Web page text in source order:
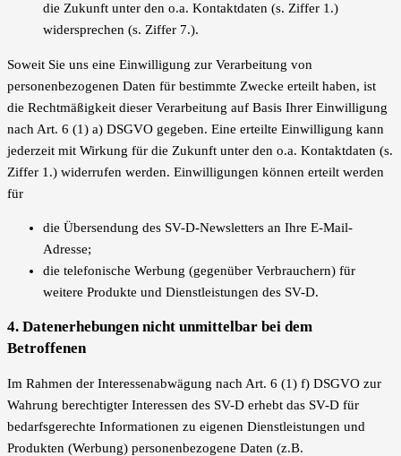
die Zukunft unter den o.a. Kontaktdaten (s. Ziffer 1.)
widersprechen (s. Ziffer 7.).
Soweit Sie uns eine Einwilligung zur Verarbeitung von
personenbezogenen Daten für bestimmte Zwecke erteilt haben, ist
die Rechtmäßigkeit dieser Verarbeitung auf Basis Ihrer Einwilligung
nach Art. 6 (1) a) DSGVO gegeben. Eine erteilte Einwilligung kann
jederzeit mit Wirkung für die Zukunft unter den o.a. Kontaktdaten (s.
Ziffer 1.) widerrufen werden. Einwilligungen können erteilt werden
für
die Übersendung des SV-D-Newsletters an Ihre E-Mail-
Adresse;
die telefonische Werbung (gegenüber Verbrauchern) für
weitere Produkte und Dienstleistungen des SV-D.
4. Datenerhebungen nicht unmittelbar bei dem
Betroffenen
Im Rahmen der Interessenabwägung nach Art. 6 (1) f) DSGVO zur
Wahrung berechtigter Interessen des SV-D erhebt das SV-D für
bedarfsgerechte Informationen zu eigenen Dienstleistungen und
Produkten (Werbung) personenbezogene Daten (z.B.